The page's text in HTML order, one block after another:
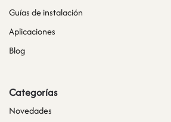
Guías de instalación
Aplicaciones
Blog
Categorías
Novedades